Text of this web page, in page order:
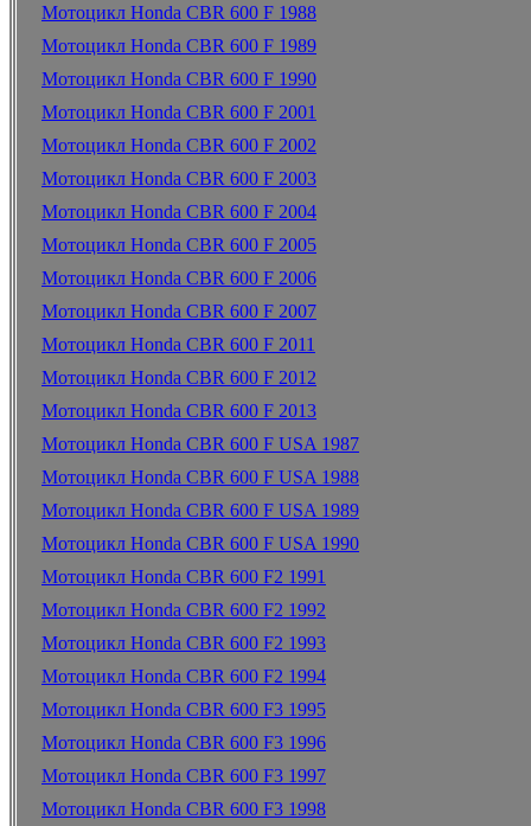
Мотоцикл Honda CBR 600 F 1988
Мотоцикл Honda CBR 600 F 1989
Мотоцикл Honda CBR 600 F 1990
Мотоцикл Honda CBR 600 F 2001
Мотоцикл Honda CBR 600 F 2002
Мотоцикл Honda CBR 600 F 2003
Мотоцикл Honda CBR 600 F 2004
Мотоцикл Honda CBR 600 F 2005
Мотоцикл Honda CBR 600 F 2006
Мотоцикл Honda CBR 600 F 2007
Мотоцикл Honda CBR 600 F 2011
Мотоцикл Honda CBR 600 F 2012
Мотоцикл Honda CBR 600 F 2013
Мотоцикл Honda CBR 600 F USA 1987
Мотоцикл Honda CBR 600 F USA 1988
Мотоцикл Honda CBR 600 F USA 1989
Мотоцикл Honda CBR 600 F USA 1990
Мотоцикл Honda CBR 600 F2 1991
Мотоцикл Honda CBR 600 F2 1992
Мотоцикл Honda CBR 600 F2 1993
Мотоцикл Honda CBR 600 F2 1994
Мотоцикл Honda CBR 600 F3 1995
Мотоцикл Honda CBR 600 F3 1996
Мотоцикл Honda CBR 600 F3 1997
Мотоцикл Honda CBR 600 F3 1998